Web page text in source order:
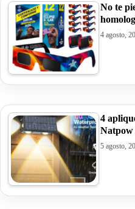
No te
4 agosto,
4
5 agosto,